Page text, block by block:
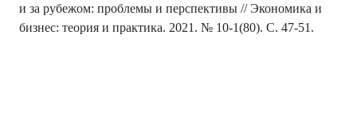
и за рубежом: проблемы и перспективы // Экономика и
бизнес: теория и практика. 2021. № 10-1(80). С. 47-51.